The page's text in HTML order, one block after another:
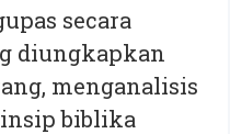
secara
diungkapkan
menganalisis
biblika